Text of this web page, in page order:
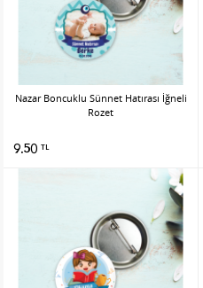
Nazar Boncuklu Sünnet Hatırası İğneli
Rozet
9.50 TL